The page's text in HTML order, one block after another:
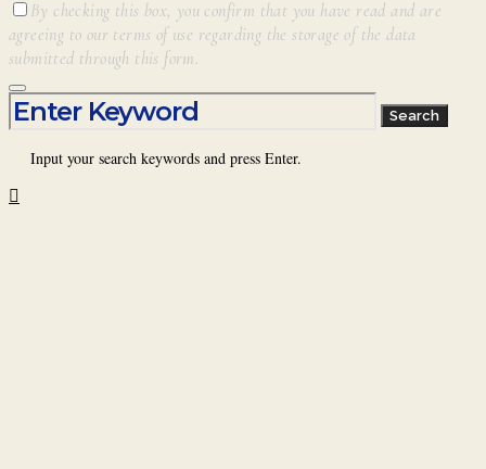
By checking this box, you confirm that you have read and are
agreeing to our terms of use regarding the storage of the data
submitted through this form.
Search for:
Search
Input your search keywords and press Enter.